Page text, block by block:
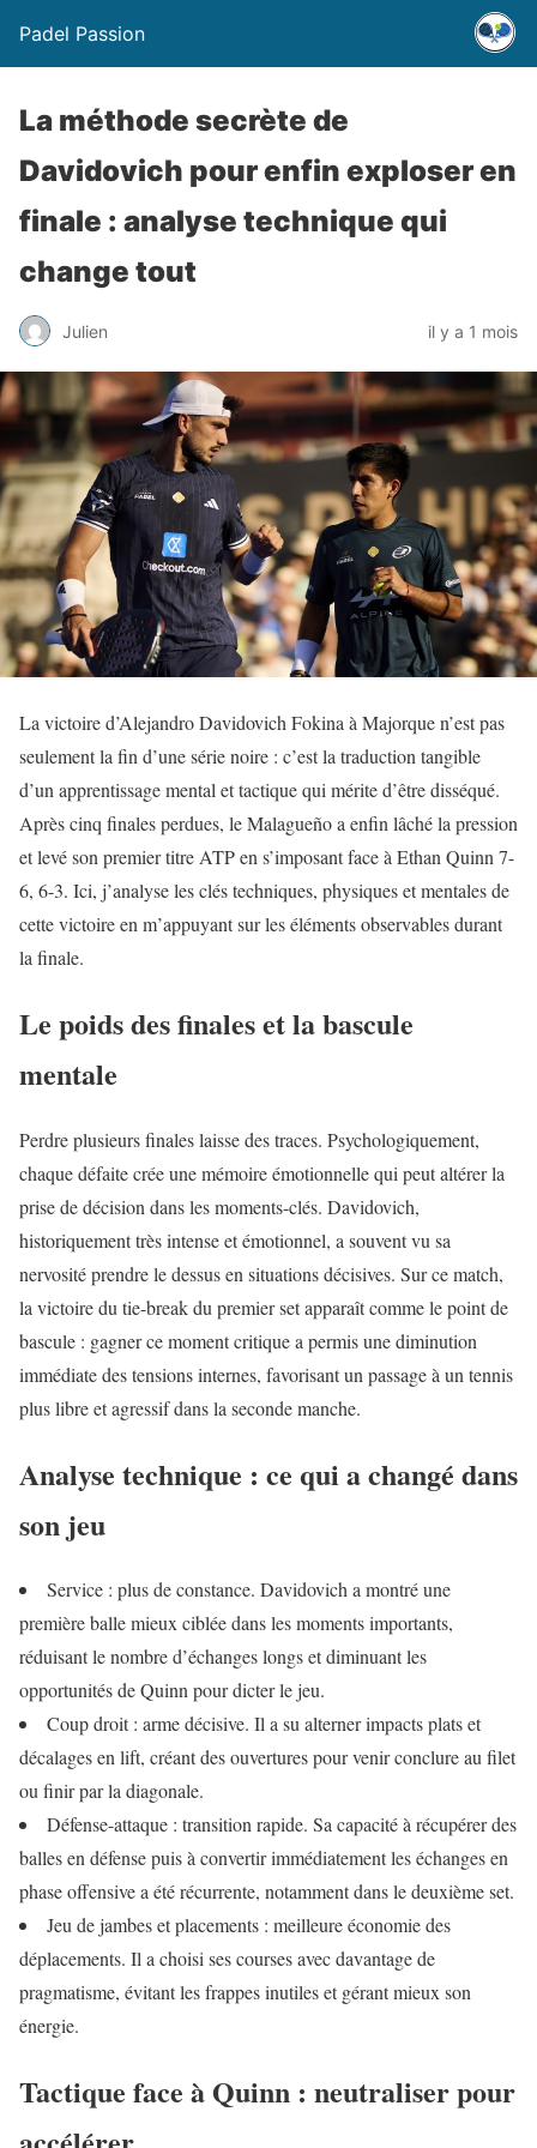
Padel Passion
La méthode secrète de
Davidovich pour enfin exploser en
finale : analyse technique qui
change tout
Julien il y a 1 mois
La victoire d’Alejandro Davidovich Fokina à Majorque n’est pas
seulement la fin d’une série noire : c’est la traduction tangible
d’un apprentissage mental et tactique qui mérite d’être disséqué.
Après cinq finales perdues, le Malagueño a enfin lâché la pression
et levé son premier titre ATP en s’imposant face à Ethan Quinn 7-
6, 6-3. Ici, j’analyse les clés techniques, physiques et mentales de
cette victoire en m’appuyant sur les éléments observables durant
la finale.
Le poids des finales et la bascule
mentale
Perdre plusieurs finales laisse des traces. Psychologiquement,
chaque défaite crée une mémoire émotionnelle qui peut altérer la
prise de décision dans les moments-clés. Davidovich,
historiquement très intense et émotionnel, a souvent vu sa
nervosité prendre le dessus en situations décisives. Sur ce match,
la victoire du tie-break du premier set apparaît comme le point de
bascule : gagner ce moment critique a permis une diminution
immédiate des tensions internes, favorisant un passage à un tennis
plus libre et agressif dans la seconde manche.
Analyse technique : ce qui a changé dans
son jeu
Service : plus de constance. Davidovich a montré une
première balle mieux ciblée dans les moments importants,
réduisant le nombre d’échanges longs et diminuant les
opportunités de Quinn pour dicter le jeu.
Coup droit : arme décisive. Il a su alterner impacts plats et
décalages en lift, créant des ouvertures pour venir conclure au filet
ou finir par la diagonale.
Défense-attaque : transition rapide. Sa capacité à récupérer des
balles en défense puis à convertir immédiatement les échanges en
phase offensive a été récurrente, notamment dans le deuxième set.
Jeu de jambes et placements : meilleure économie des
déplacements. Il a choisi ses courses avec davantage de
pragmatisme, évitant les frappes inutiles et gérant mieux son
énergie.
Tactique face à Quinn : neutraliser pour